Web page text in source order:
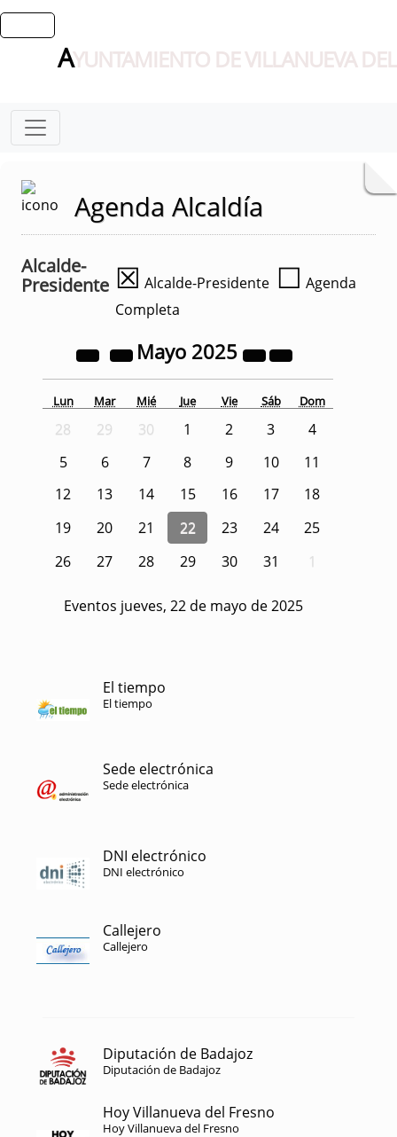
AYUNTAMIENTO DE VILLANUEVA
Agenda Alcaldía
Alcalde-
Presidente ☒ Alcalde-Presidente ☐ Agenda
Completa
Mayo 2025
Lun Mar Mié Jue Vie Sáb Dom
28 29 30 1 2 3
4
5
6 7 8 9 10
11
12
13 14 15 16 17
18
19
20 21 22 23 24
25
26
27 28 29 30 31 1
Eventos jueves, 22 de mayo de 2025
El tiempo
El tiempo
Sede electrónica
Sede electrónica
DNI electrónico
DNI electrónico
Callejero
Callejero
Diputación de Badajoz
Diputación de Badajoz
Hoy Villanueva del Fresno
Hoy Villanueva del Fresno